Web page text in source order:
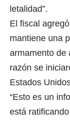
letalidad”.
El fiscal
mantiene una
armamento de
razón se
Estados
“Esto es un
está